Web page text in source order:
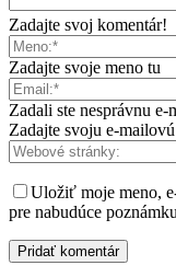
Zadajte svoj komentár!
Zadajte svoje meno tu
Zadali ste nesprávnu e-
Zadajte svoju e-mailovú
Uložiť moje meno,
pre nabudúce